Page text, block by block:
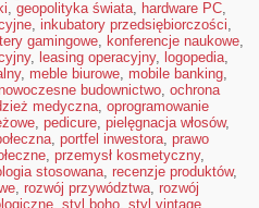
, geopolityka świata, hardware PC,
, inkubatory przedsiębiorczości,
gamingowe, konferencje naukowe,
, leasing operacyjny, logopedia,
, meble biurowe, mobile banking,
budownictwo, ochrona
medyczna, oprogramowanie
, pedicure, pielęgnacja włosów,
, portfel inwestora, prawo
, przemysł kosmetyczny,
stosowana, recenzje produktów,
, rozwój przywództwa, rozwój
, styl boho, styl vintage,